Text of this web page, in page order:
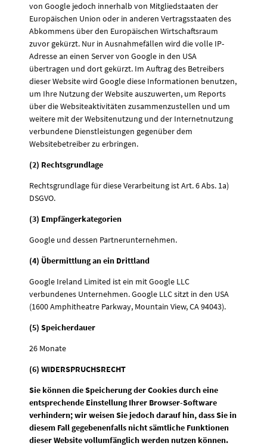
von Google jedoch innerhalb von Mitgliedstaaten der
Europäischen Union oder in anderen Vertragsstaaten des
Abkommens über den Europäischen Wirtschaftsraum
zuvor gekürzt. Nur in Ausnahmefällen wird die volle IP-
Adresse an einen Server von Google in den USA
übertragen und dort gekürzt. Im Auftrag des Betreibers
dieser Website wird Google diese Informationen benutzen,
um Ihre Nutzung der Website auszuwerten, um Reports
über die Websiteaktivitäten zusammenzustellen und um
weitere mit der Websitenutzung und der Internetnutzung
verbundene Dienstleistungen gegenüber dem
Websitebetreiber zu erbringen.
(2) Rechtsgrundlage
Rechtsgrundlage für diese Verarbeitung ist Art. 6 Abs. 1a)
DSGVO.
(3) Empfängerkategorien
Google und dessen Partnerunternehmen.
(4) Übermittlung an ein Drittland
Google Ireland Limited ist ein mit Google LLC
verbundenes Unternehmen. Google LLC sitzt in den USA
(1600 Amphitheatre Parkway, Mountain View, CA 94043).
(5) Speicherdauer
26 Monate
(6) WIDERSPRUCHSRECHT
Sie können die Speicherung der Cookies durch eine
entsprechende Einstellung Ihrer Browser-Software
verhindern; wir weisen Sie jedoch darauf hin, dass Sie in
diesem Fall gegebenenfalls nicht sämtliche Funktionen
dieser Website vollumfänglich werden nutzen können.